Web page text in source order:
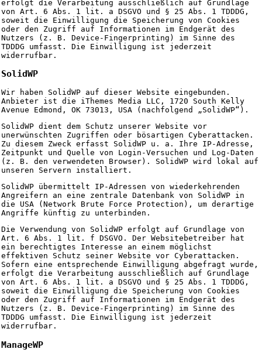
erfolgt die Verarbeitung ausschließlich auf Grundlage
von Art. 6 Abs. 1 lit. a DSGVO und § 25 Abs. 1 TDDDG,
soweit die Einwilligung die Speicherung von Cookies
oder den Zugriff auf Informationen im Endgerät des
Nutzers (z. B. Device-Fingerprinting) im Sinne des
TDDDG umfasst. Die Einwilligung ist jederzeit
widerrufbar.
SolidWP
Wir haben SolidWP auf dieser Website eingebunden.
Anbieter ist die iThemes Media LLC, 1720 South Kelly
Avenue Edmond, OK 73013, USA (nachfolgend „SolidWP“).
SolidWP dient dem Schutz unserer Website vor
unerwünschten Zugriffen oder bösartigen Cyberattacken.
Zu diesem Zweck erfasst SolidWP u. a. Ihre IP-Adresse,
Zeitpunkt und Quelle von Login-Versuchen und Log-Daten
(z. B. den verwendeten Browser). SolidWP wird lokal auf
unseren Servern installiert.
SolidWP übermittelt IP-Adressen von wiederkehrenden
Angreifern an eine zentrale Datenbank von SolidWP in
die USA (Network Brute Force Protection), um derartige
Angriffe künftig zu unterbinden.
Die Verwendung von SolidWP erfolgt auf Grundlage von
Art. 6 Abs. 1 lit. f DSGVO. Der Websitebetreiber hat
ein berechtigtes Interesse an einem möglichst
effektiven Schutz seiner Website vor Cyberattacken.
Sofern eine entsprechende Einwilligung abgefragt wurde,
erfolgt die Verarbeitung ausschließlich auf Grundlage
von Art. 6 Abs. 1 lit. a DSGVO und § 25 Abs. 1 TDDDG,
soweit die Einwilligung die Speicherung von Cookies
oder den Zugriff auf Informationen im Endgerät des
Nutzers (z. B. Device-Fingerprinting) im Sinne des
TDDDG umfasst. Die Einwilligung ist jederzeit
widerrufbar.
ManageWP